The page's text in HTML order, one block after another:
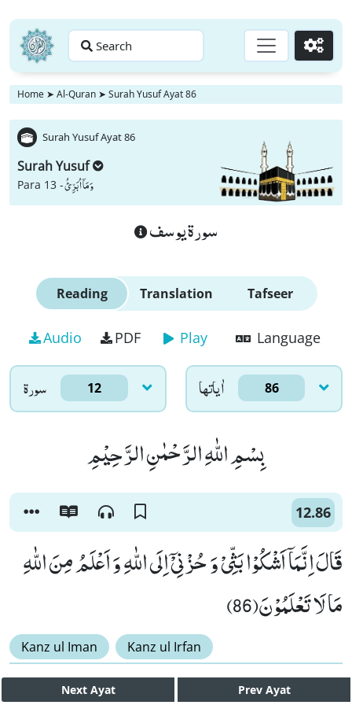
Search Go
Home ➤ Al-Quran ➤ Surah Yusuf Ayat 86
Surah Yusuf Ayat 86
Surah Yusuf
Para 13 -وَ مَاۤ اُبَرِّئُ
سورة يوسف
Reading Translation Tafseer
Audio PDF Play Language
سورۃ 12 اٰياتها 86
بِسْمِ اللّٰهِ الرَّحْمٰنِ الرَّحِیْمِ
12.86
قَالَ اِنَّمَاۤ اَشْكُوْا بَثِّیْ وَ حُزْنِیْۤ اِلَى اللّٰهِ وَ اَعْلَمُ مِنَ اللّٰهِ
مَا لَا تَعْلَمُوْنَ(86)
Kanz ul Iman Kanz ul Irfan
Next Ayat Prev Ayat